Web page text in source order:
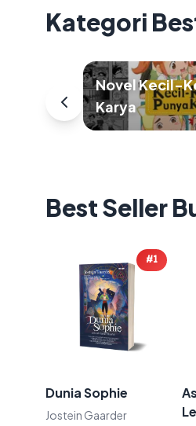
Kategori
Novel Kecil-
Karya
Best Seller
#1
Dunia Sophie
Jostein Gaarder